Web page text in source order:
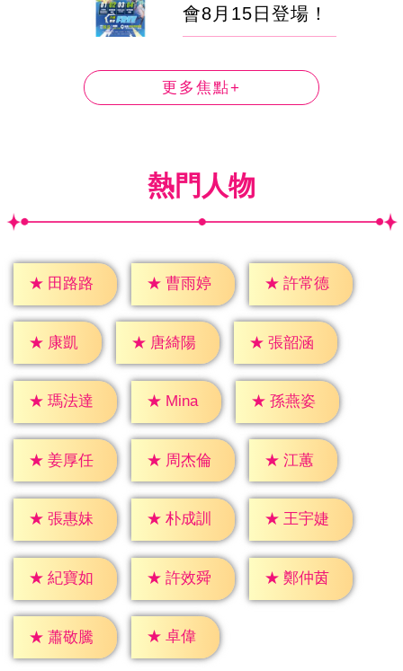
會8月15日登場！
更多焦點+
熱門人物
★ 田路路 ★ 曹雨婷 ★ 許常德
★ 康凱 ★ 唐綺陽 ★ 張韶涵
★ 瑪法達 ★ Mina ★ 孫燕姿
★ 姜厚任 ★ 周杰倫 ★ 江蕙
★ 張惠妹 ★ 朴成訓 ★ 王宇婕
★ 紀寶如 ★ 許效舜 ★ 鄭仲茵
★ 蕭敬騰 ★ 卓偉